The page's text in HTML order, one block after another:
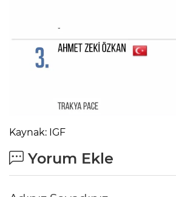
Kaynak: IGF
Yorum Ekle